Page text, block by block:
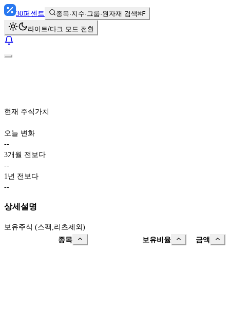
30퍼센트 종목·지수·그룹·원자재 검색⌘F
라이트/다크 모드 전환
현재 주식가치
오늘 변화
--
3개월 전보다
--
1년 전보다
--
상세설명
보유주식 (스팩,리츠제외)
종목
보유비율 금액